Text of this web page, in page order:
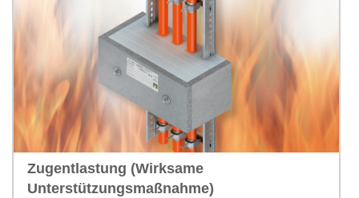
Zugentlastung (Wirksame
Unterstützungsmaßnahme)